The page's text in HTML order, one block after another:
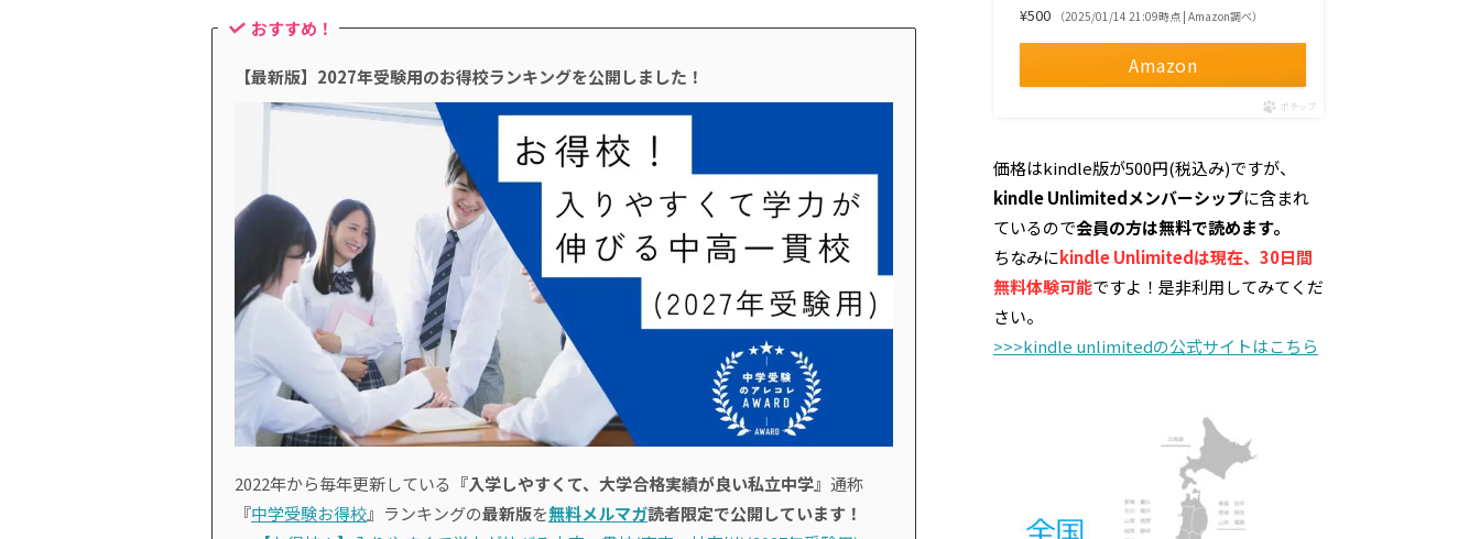
おすすめ！
【最新版】2027年受験用のお得校ランキングを公開しました！
2022年から毎年更新している 『入学しやすくて、大学合格実績が良い私立中学』 通称
『中学受験お得校』ランキングの最新版を無料メルマガ読者限定で公開しています！
¥500 （2025/01/14 21:09時点 | Amazon調べ）
Amazon
ポチップ
価格はkindle版が500円(税込み)ですが、
kindle Unlimitedメンバーシップに含まれ
ているので会員の方は無料で読めます。
ちなみにkindle Unlimitedは現在、30日間
無料体験可能ですよ！是非利用してみてくだ
さい。
>>>kindle unlimitedの公式サイトはこちら